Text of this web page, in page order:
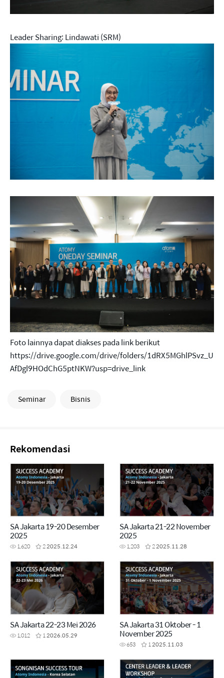
Leader Sharing: Lindawati (SRM)
Foto lainnya dapat diakses pada link berikut
https://drive.google.com/drive/folders/1dRX5MGhlPSvz_U
AfDgl9HOdChG5ptNKW?usp=drive_link
Seminar Bisnis
Rekomendasi
SA Jakarta 19-20 Desember
2025
1,620 22025.12.24
SA Jakarta 21-22 November
2025
1,203 22025.11.28
SA Jakarta 22-23 Mei 2026
1,012 12026.05.29
SA Jakarta 31 Oktober - 1
November 2025
653 12025.11.03